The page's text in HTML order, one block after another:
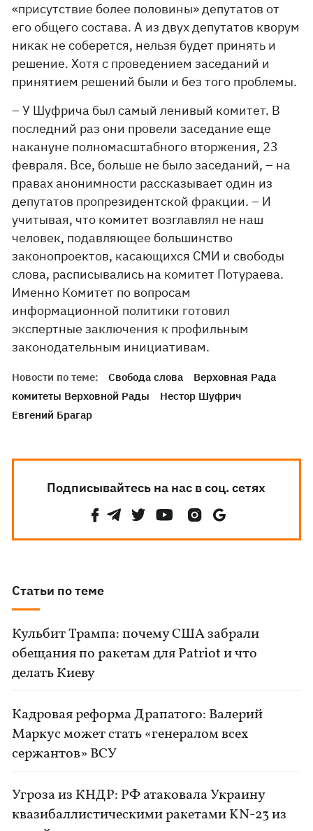
«присутствие более половины» депутатов от
его общего состава. А из двух депутатов кворум
никак не соберется, нельзя будет принять и
решение. Хотя с проведением заседаний и
принятием решений были и без того проблемы.
– У Шуфрича был самый ленивый комитет. В
последний раз они провели заседание еще
накануне полномасштабного вторжения, 23
февраля. Все, больше не было заседаний, – на
правах анонимности рассказывает один из
депутатов пропрезидентской фракции. – И
учитывая, что комитет возглавлял не наш
человек, подавляющее большинство
законопроектов, касающихся СМИ и свободы
слова, расписывались на комитет Потураева.
Именно Комитет по вопросам
информационной политики готовил
экспертные заключения к профильным
законодательным инициативам.
Новости по теме: Свобода слова
Верховная Рада
комитеты Верховной Рады
Нестор Шуфрич
Евгений Брагар
Подписывайтесь на нас в соц. сетях
Статьи по теме
Кульбит Трампа: почему США забрали
обещания по ракетам для Patriot и что
делать Киеву
Кадровая реформа Драпатого: Валерий
Маркус может стать «генералом всех
сержантов» ВСУ
Угроза из КНДР: РФ атаковала Украину
квазибаллистическими ракетами KN-23 из